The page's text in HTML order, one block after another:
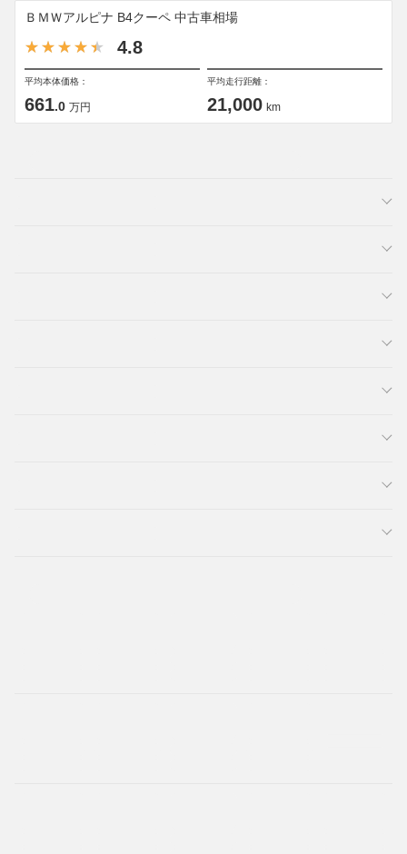
ＢＭＷアルピナ B4クーペ 中古車相場
4.8
平均本体価格：
661.0 万円
平均走行距離：
21,000 km